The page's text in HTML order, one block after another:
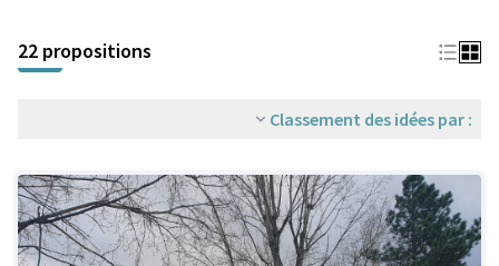
22 propositions
Classement des idées par :